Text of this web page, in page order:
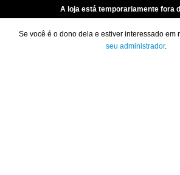
A loja está temporariamente fora
Se você é o dono dela e estiver interessado em
seu administrador.